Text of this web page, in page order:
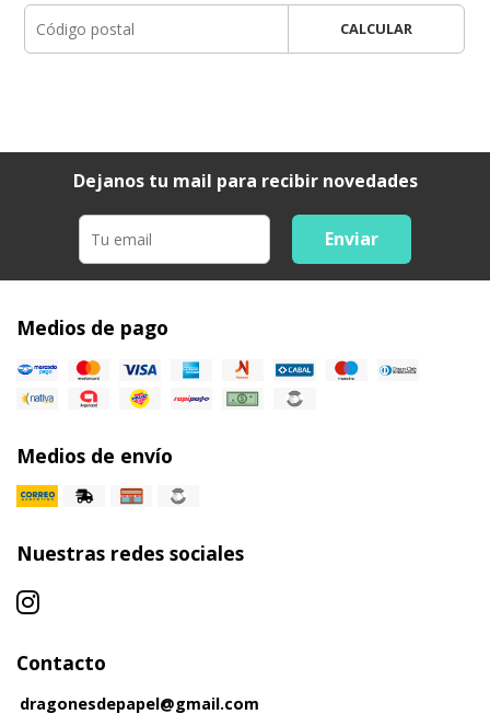
CALCULAR
Dejanos tu mail para recibir novedades
Enviar
Medios de pago
Medios de envío
Nuestras redes sociales
Contacto
dragonesdepapel@gmail.com